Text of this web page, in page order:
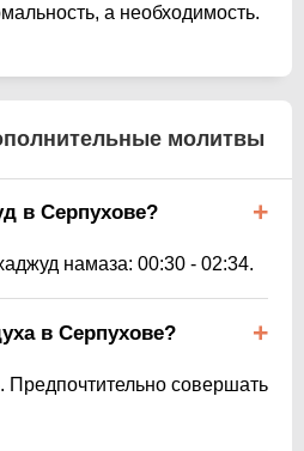
а необходимость.
молитвы
в Серпухове?
намаза: 00:30 - 02:34.
в Серпухове?
. Предпочтительно совершать